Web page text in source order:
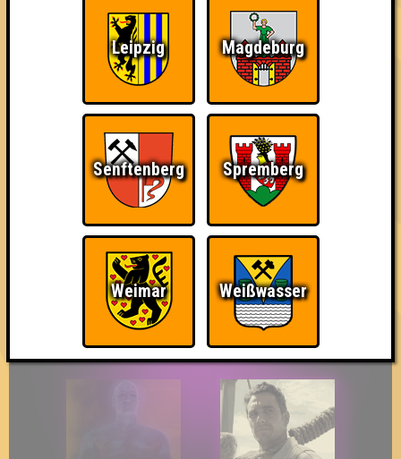
Knapp daneben! So kurz vorm Sieg!
The Last of Us Wir sind ERSTER?! Streber
Eindeutiger Sieg Duelist Bin ich schon drin?
Leipzig Magdeburg
Senftenberg Spremberg
Weimar Weißwasser